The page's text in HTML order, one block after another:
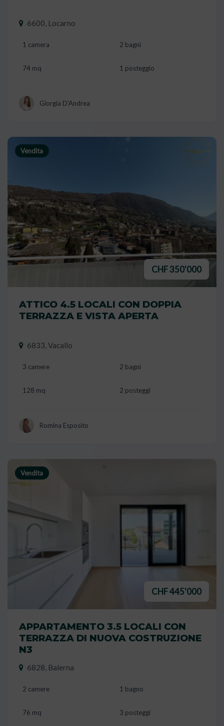
6600, Locarno
1 camera 2 bagni
74 mq 1 posteggio
Giorgia D'Andrea
Vendita
CHF 350'000
ATTICO 4.5 LOCALI CON DOPPIA
TERRAZZA E VISTA APERTA
6833, Vacallo
3 camere 2 bagni
128 mq 2 posteggi
Romina Esposito
Vendita
CHF 445'000
APPARTAMENTO 3.5 LOCALI CON
TERRAZZA DI NUOVA COSTRUZIONE
N3
6828, Balerna
2 camere 1 bagno
76 mq 3 posteggi